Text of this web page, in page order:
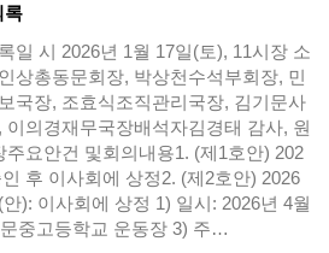
록
일 시 2026년 1월 17일(토), 11시장 소
상총동문회장, 박상천수석부회장, 민
국장, 조효식조직관리국장, 김기문사
의경재무국장배석자김경태 감사, 원
요안건 및회의내용1. (제1호안) 202
후 이사회에 상정2. (제2호안) 2026
): 이사회에 상정 1) 일시: 2026년 4월
중고등학교 운동장 3) 주…